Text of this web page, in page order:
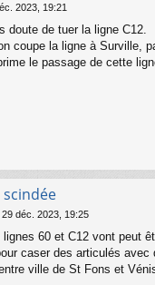
2023, 19:21
doute de tuer la ligne C12.
coupe la ligne à Surville,
le passage de cette
scindée
29 déc. 2023, 19:25
60 et C12 vont peut
caser des articulés
ville de St Fons et